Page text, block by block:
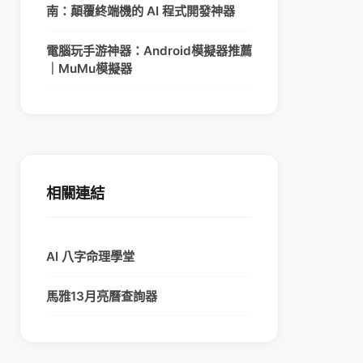
南：顛覆終端機的 AI 程式開發神器
電腦玩手游神器：Android模擬器推薦
｜MuMu模擬器
相關連結
AI 八字命理學堂
馬雅13月亮曆查詢器